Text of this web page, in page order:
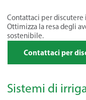
Contattaci per
Ottimizza la resa degli
sostenibile.
Contattaci per
Sistemi di